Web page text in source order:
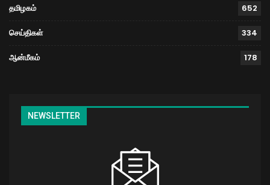
தமிழகம் 652
செய்திகள் 334
ஆன்மீகம் 178
NEWSLETTER